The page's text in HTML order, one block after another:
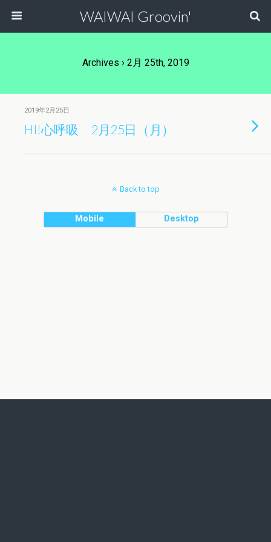
WAIWAI Groovin'
Archives › 2月 25th, 2019
2019年2月25日
HI!心呼吸 2月25日（月）
Back to top
Mobile Desktop